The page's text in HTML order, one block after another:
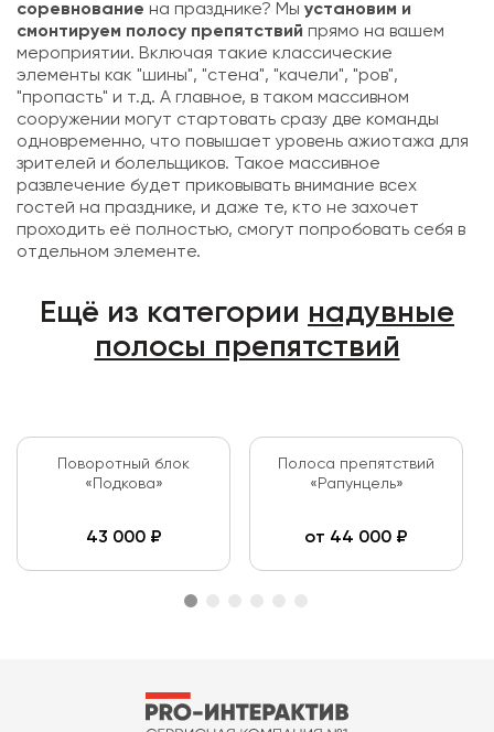
соревнование на празднике? Мы установим и
смонтируем полосу препятствий прямо на вашем
мероприятии. Включая такие классические
элементы как "шины", "стена", "качели", "ров",
"пропасть" и т.д. А главное, в таком массивном
сооружении могут стартовать сразу две команды
одновременно, что повышает уровень ажиотажа для
зрителей и болельщиков. Такое массивное
развлечение будет приковывать внимание всех
гостей на празднике, и даже те, кто не захочет
проходить её полностью, смогут попробовать себя в
отдельном элементе.
Ещё из категории надувные
полосы препятствий
Поворотный блок
«Подкова»
43 000₽
Полоса препятствий
«Рапунцель»
от 44 000 ₽